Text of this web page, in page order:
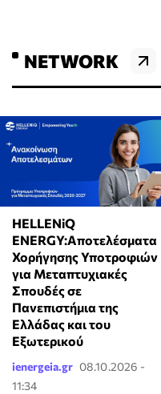
NETWORK
HELLENiQ
ENERGY:Αποτελέσματα
Χορήγησης Υποτροφιών
για Μεταπτυχιακές
Σπουδές σε
Πανεπιστήμια της
Ελλάδας και του
Εξωτερικού
ienergeia.gr 08.10.2026 -
11:34